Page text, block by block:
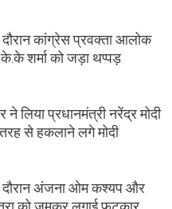
दौरान कांग्रेस प्रवक्ता आलोक
के.के शर्मा को जड़ा थप्पड़
ने लिया प्रधानमंत्री नरेंद्र मोदी
से हकलाने लगे मोदी
दौरान अंजना ओम कश्यप और